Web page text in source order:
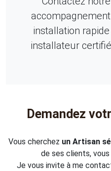
installation rapide
installateur
Demandez
Vous cherchez un Artisan
de ses clients,
Je vous invite à me